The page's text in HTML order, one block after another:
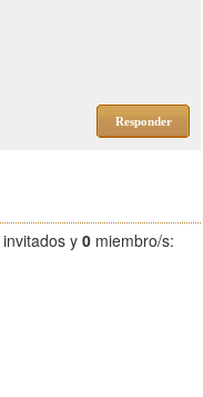
Responder
invitados y 0 miembro/s: